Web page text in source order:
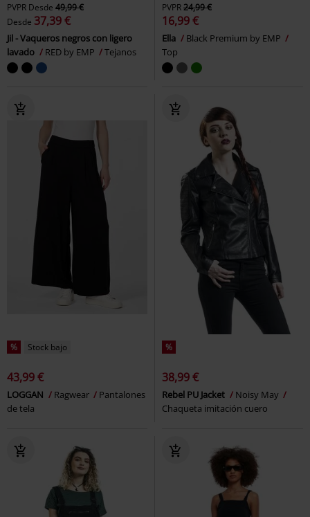
PVPR Desde 49,99 €
Desde 37,39 €
Jil - Vaqueros negros con ligero
lavado
RED by EMP Tejanos
PVPR24,99 €
16,99 €
Ella
Black Premium by EMP
Top
% Stock bajo
43,99 €
LOGGAN Ragwear
Pantalones
de tela
%
38,99 €
Rebel PU Jacket
Noisy May
Chaqueta imitación cuero